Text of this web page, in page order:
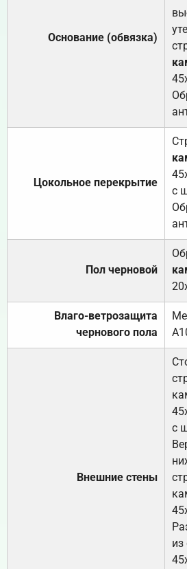
Основание (обвязка)
Цокольное перекрытие
с
Пол черновой
Влаго-ветрозащита
чернового пола
Внешние стены
с
из